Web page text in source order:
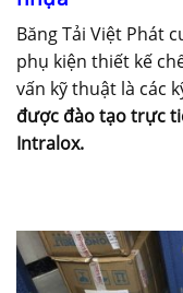
Băng Tải Việt Phát
phụ kiện thiết kế
vấn kỹ thuật là các
được đào tạo trực
Intralox.